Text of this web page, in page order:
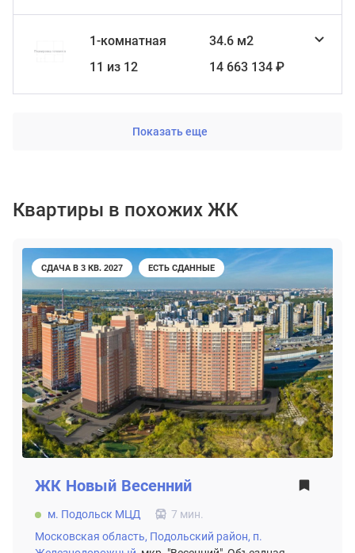
1-комнатная
34.6 м2
11 из 12
14 663 134 ₽
Показать еще
Квартиры в похожих ЖК
СДАЧА В 3 КВ. 2027 ЕСТЬ СДАННЫЕ
ЖК Новый Весенний
м. Подольск МЦД
7 мин.
Московская область, Подольский район, п.